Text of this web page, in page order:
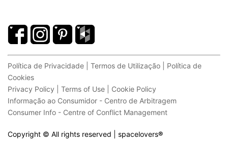
Política de Privacidade | Termos de Utilização | Política de
Cookies
Privacy Policy | Terms of Use | Cookie Policy
Informação ao Consumidor - Centro de Arbitragem
Consumer Info - Centre of Conflict Management
Copyright © All rights reserved | spacelovers®